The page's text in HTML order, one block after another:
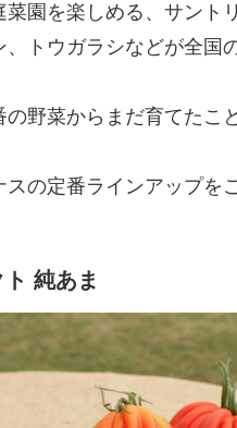
園を楽しめる、サント
、トウガラシなどが全国
野菜からまだ育てたこ
の定番ラインアップを
純あま